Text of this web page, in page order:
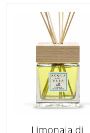
Limonaia di